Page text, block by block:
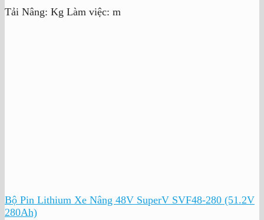
Tải Nâng: Kg Làm việc: m
Bộ Pin Lithium Xe Nâng 48V SuperV SVF48-280 (51.2V
280Ah)